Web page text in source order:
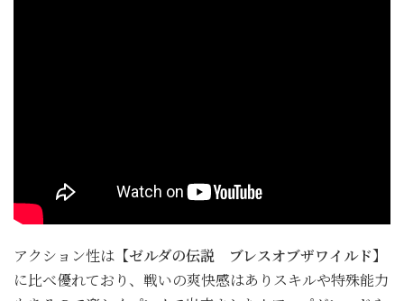
アクション性は 【ゼルダの伝説 ブレスオブザワイルド】
に比べ優れており、戦いの爽快感はありスキルや特殊能力